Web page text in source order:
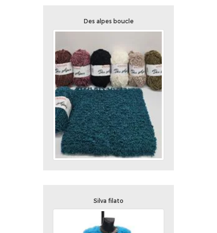
Des alpes boucle
Silva filato